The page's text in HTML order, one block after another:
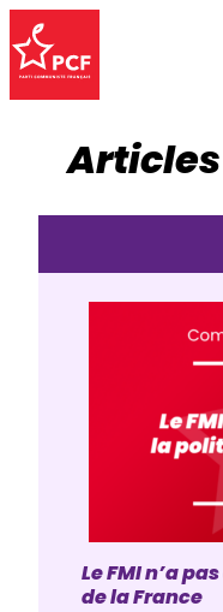
Articles
Le FMI n’a
de la France